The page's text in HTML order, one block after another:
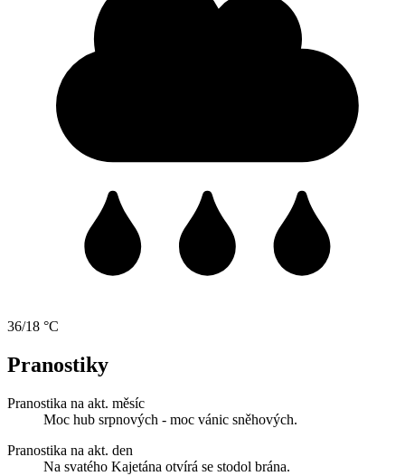
36/18 °C
Pranostiky
Pranostika na akt. měsíc
Moc hub srpnových - moc vánic sněhových.
Pranostika na akt. den
Na svatého Kajetána otvírá se stodol brána.